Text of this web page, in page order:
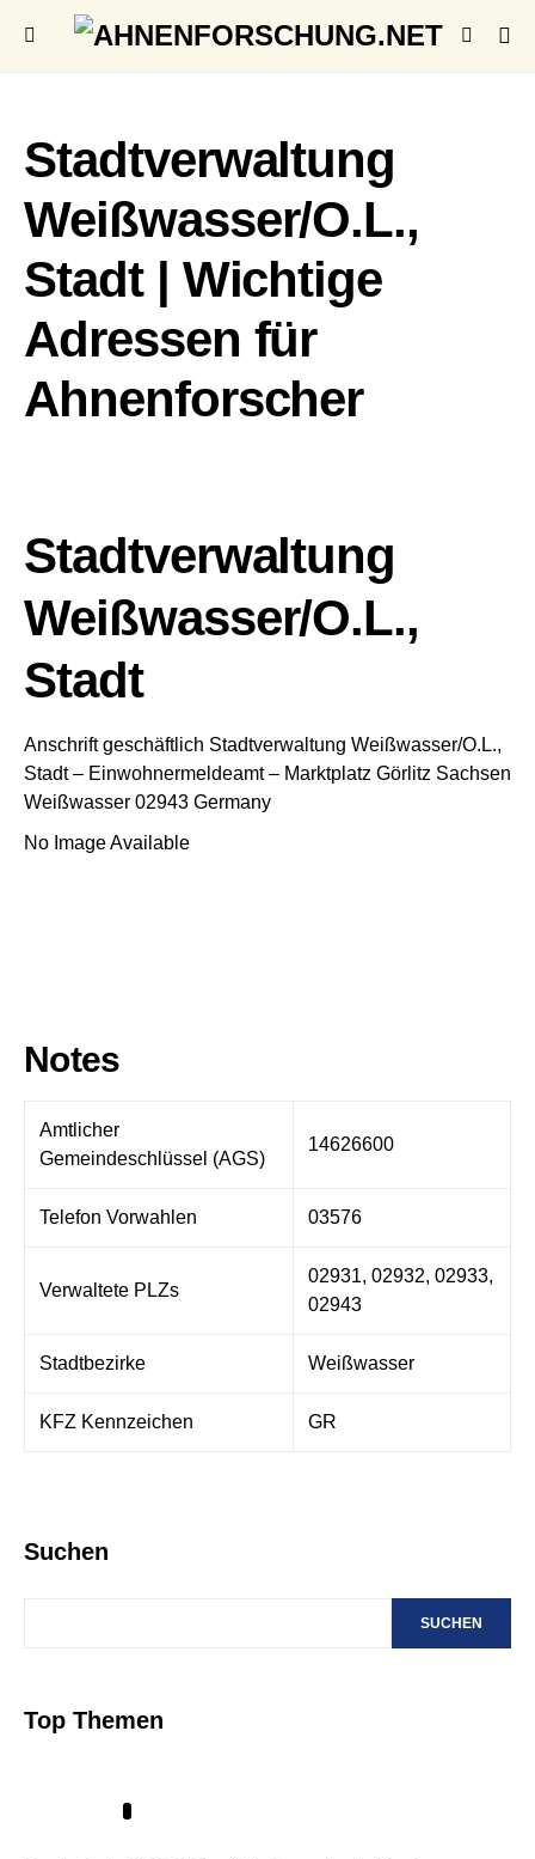
Stadtverwaltung
Weißwasser/O.L.,
Stadt | Wichtige
Adressen für
Ahnenforscher
Stadtverwaltung
Weißwasser/O.L.,
Stadt
Anschrift geschäftlich Stadtverwaltung Weißwasser/O.L.,
Stadt – Einwohnermeldeamt – Marktplatz Görlitz Sachsen
Weißwasser 02943 Germany
No Image Available
Notes
Amtlicher
Gemeindeschlüssel (AGS)
14626600
Telefon Vorwahlen 03576
Verwaltete PLZs
02931, 02932, 02933,
02943
Stadtbezirke Weißwasser
KFZ Kennzeichen GR
Suchen
SUCHEN
Top Themen